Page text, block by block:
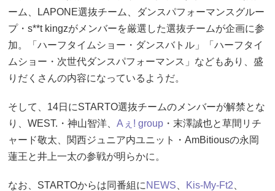
ーム、LAPONE選抜チーム、ダンスパフォーマンスグルー
プ・s**t kingzがメンバーを厳選した選抜チームが企画に参
加。「ハーフタイムショー・ダンスバトル」「ハーフタイ
ムショー・次世代ダンスパフォーマンス」などもあり、盛
りだくさんの内容になっているようだ。
そして、14日にSTARTO選抜チームのメンバーが解禁とな
り、WEST.・神山智洋、 Aぇ! group ・末澤誠也と草間リチ
ャード敬太、関西ジュニア内ユニット・AmBitiousの永岡
蓮王と井上一太の参戦が明らかに。
なお、STARTOからは同番組に NEWS Kis-My-Ft2